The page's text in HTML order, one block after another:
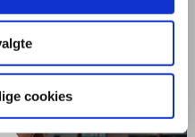
cookies
arbejder med tekstbehandling,